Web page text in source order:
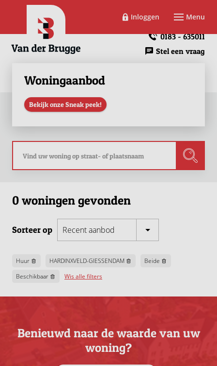
Inloggen Menu
0183 - 635011
Stel een vraag
Woningaanbod
Bekijk onze Sneak peek!
0 woningen gevonden
Sorteer op Recent aanbod
Huur HARDINXVELD-GIESSENDAM
Beide
Beschikbaar
Wis alle filters
Benieuwd naar de waarde van uw
woning?